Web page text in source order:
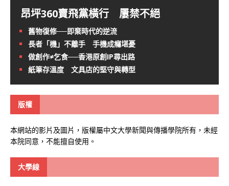
昂坪360賣飛黨橫行 屢禁不絕
舊物復修──即棄時代的逆流
長者「機」不離手 手機成癮堪憂
做創作≠乞食──香港原創IP尋出路
紙筆存溫度 文具店的堅守與轉型
版權
本網站的影片及圖片，版權屬中文大學新聞與傳播學院所有，未經
本院同意，不能擅自使用。
大學線